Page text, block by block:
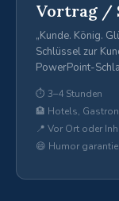
Vortrag /
„Kunde. König.
Schlüssel zur
PowerPoint-
⏱ 3–4 Stunden
🏨 Hotels,
📍 Vor Ort oder
😄 Humor